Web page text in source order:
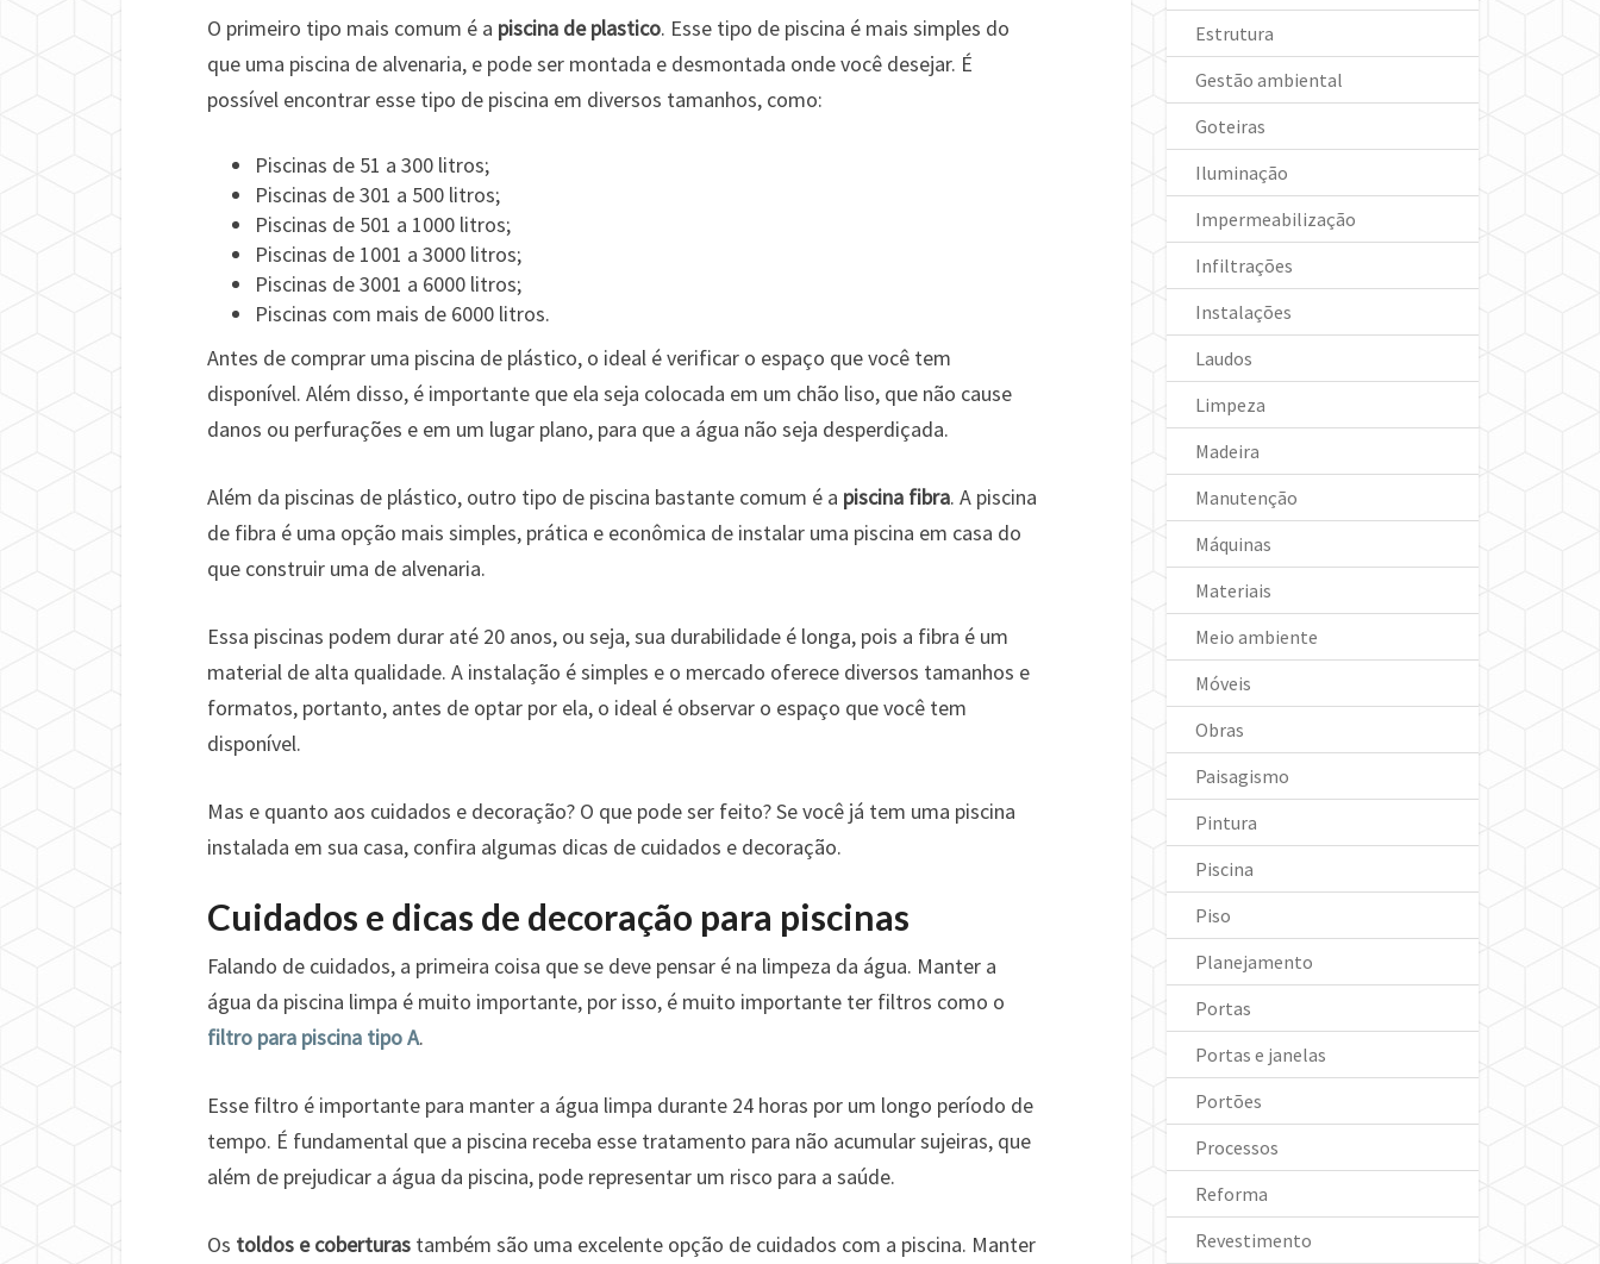
O primeiro tipo mais comum é a piscina de plastico. Esse tipo de piscina é mais simples do
que uma piscina de alvenaria, e pode ser montada e desmontada onde você desejar. É
possível encontrar esse tipo de piscina em diversos tamanhos, como:
Piscinas de 51 a 300 litros;
Piscinas de 301 a 500 litros;
Piscinas de 501 a 1000 litros;
Piscinas de 1001 a 3000 litros;
Piscinas de 3001 a 6000 litros;
Piscinas com mais de 6000 litros.
Antes de comprar uma piscina de plástico, o ideal é verificar o espaço que você tem
disponível. Além disso, é importante que ela seja colocada em um chão liso, que não cause
danos ou perfurações e em um lugar plano, para que a água não seja desperdiçada.
Além da piscinas de plástico, outro tipo de piscina bastante comum é a piscina fibra. A piscina
de fibra é uma opção mais simples, prática e econômica de instalar uma piscina em casa do
que construir uma de alvenaria.
Essa piscinas podem durar até 20 anos, ou seja, sua durabilidade é longa, pois a fibra é um
material de alta qualidade. A instalação é simples e o mercado oferece diversos tamanhos e
formatos, portanto, antes de optar por ela, o ideal é observar o espaço que você tem
disponível.
Mas e quanto aos cuidados e decoração? O que pode ser feito? Se você já tem uma piscina
instalada em sua casa, confira algumas dicas de cuidados e decoração.
Cuidados e dicas de decoração para piscinas
Falando de cuidados, a primeira coisa que se deve pensar é na limpeza da água. Manter a
água da piscina limpa é muito importante, por isso, é muito importante ter filtros como o
filtro para piscina tipo A.
Esse filtro é importante para manter a água limpa durante 24 horas por um longo período de
tempo. É fundamental que a piscina receba esse tratamento para não acumular sujeiras, que
além de prejudicar a água da piscina, pode representar um risco para a saúde.
Os toldos e coberturas também são uma excelente opção de cuidados com a piscina. Manter
Estrutura
Gestão ambiental
Goteiras
Iluminação
Impermeabilização
Infiltrações
Instalações
Laudos
Limpeza
Madeira
Manutenção
Máquinas
Materiais
Meio ambiente
Móveis
Obras
Paisagismo
Pintura
Piscina
Piso
Planejamento
Portas
Portas e janelas
Portões
Processos
Reforma
Revestimento